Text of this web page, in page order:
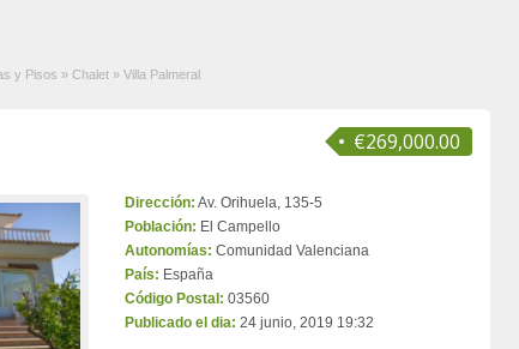
y Pisos » Chalet » Villa Palmeral
€269,000.00
Dirección: Av. Orihuela, 135-5
Población: El Campello
Autonomías: Comunidad Valenciana
País: España
Código Postal: 03560
Publicado el dia: 24 junio, 2019 19:32